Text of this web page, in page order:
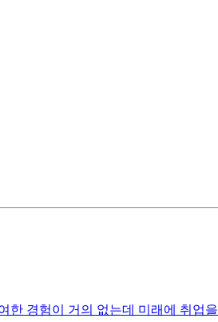
경험이 거의 없는데 미래에 취업